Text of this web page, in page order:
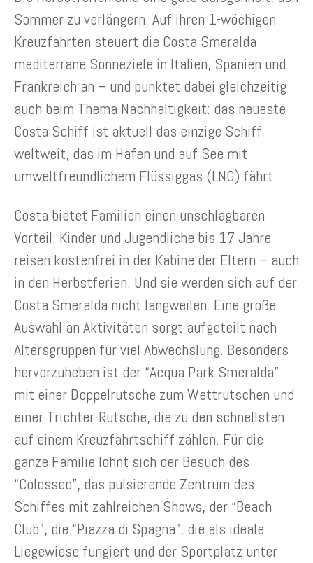
Sommer zu verlängern. Auf ihren 1-wöchigen
Kreuzfahrten steuert die Costa Smeralda
mediterrane Sonneziele in Italien, Spanien und
Frankreich an – und punktet dabei gleichzeitig
auch beim Thema Nachhaltigkeit: das neueste
Costa Schiff ist aktuell das einzige Schiff
weltweit, das im Hafen und auf See mit
umweltfreundlichem Flüssiggas (LNG) fährt.
Costa bietet Familien einen unschlagbaren
Vorteil: Kinder und Jugendliche bis 17 Jahre
reisen kostenfrei in der Kabine der Eltern – auch
in den Herbstferien. Und sie werden sich auf der
Costa Smeralda nicht langweilen. Eine große
Auswahl an Aktivitäten sorgt aufgeteilt nach
Altersgruppen für viel Abwechslung. Besonders
hervorzuheben ist der “Acqua Park Smeralda”
mit einer Doppelrutsche zum Wettrutschen und
einer Trichter-Rutsche, die zu den schnellsten
auf einem Kreuzfahrtschiff zählen. Für die
ganze Familie lohnt sich der Besuch des
“Colosseo”, das pulsierende Zentrum des
Schiffes mit zahlreichen Shows, der “Beach
Club”, die “Piazza di Spagna”, die als ideale
Liegewiese fungiert und der Sportplatz unter